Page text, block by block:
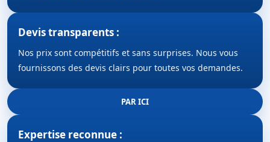
Devis transparents :
Nos prix sont compétitifs et sans surprises. Nous vous
fournissons des devis clairs pour toutes vos demandes.
PAR ICI
Expertise reconnue :